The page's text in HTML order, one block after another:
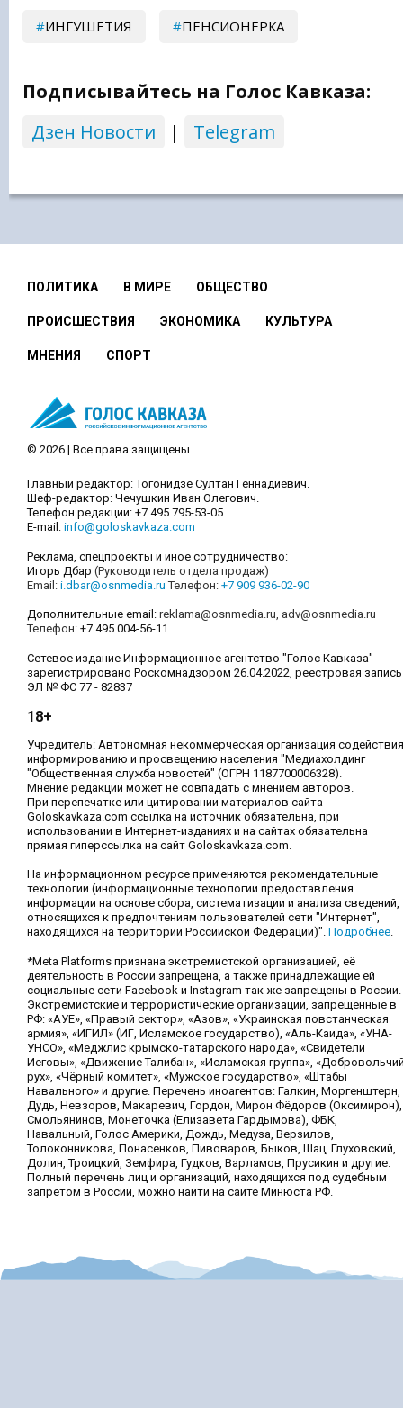
ИНГУШЕТИЯ ПЕНСИОНЕРКА
Подписывайтесь на Голос Кавказа:
Дзен Новости
| Telegram
ПОЛИТИКА В МИРЕ ОБЩЕСТВО
ПРОИСШЕСТВИЯ ЭКОНОМИКА КУЛЬТУРА
МНЕНИЯ СПОРТ
© 2026 | Все права защищены
Главный редактор: Тогонидзе Султан Геннадиевич.
Шеф-редактор: Чечушкин Иван Олегович.
Телефон редакции: +7 495 795-53-05
E-mail: info@goloskavkaza.com
Реклама, спецпроекты и иное сотрудничество:
Игорь Дбар (Руководитель отдела продаж)
Email: i.dbar@osnmedia.ru Телефон: +7 909 936-02-90
Дополнительные email: reklama@osnmedia.ru adv@osnmedia.ru
Телефон: +7 495 004-56-11
Сетевое издание Информационное агентство "Голос Кавказа"
зарегистрировано Роскомнадзором 26.04.2022, реестровая запись
ЭЛ № ФС 77 - 82837
18+
Учредитель: Автономная некоммерческая организация содействия
информированию и просвещению населения "Медиахолдинг
"Общественная служба новостей" (ОГРН 1187700006328).
Мнение редакции может не совпадать с мнением авторов.
При перепечатке или цитировании материалов сайта
Goloskavkaza.com ссылка на источник обязательна, при
использовании в Интернет-изданиях и на сайтах обязательна
прямая гиперссылка на сайт Goloskavkaza.com.
На информационном ресурсе применяются рекомендательные
технологии (информационные технологии предоставления
информации на основе сбора, систематизации и анализа сведений,
относящихся к предпочтениям пользователей сети "Интернет",
находящихся на территории Российской Федерации)". Подробнее
*Meta Platforms признана экстремистской организацией, её
деятельность в России запрещена, а также принадлежащие ей
социальные сети Facebook и Instagram так же запрещены в России.
Экстремистские и террористические организации, запрещенные в
РФ: «АУЕ», «Правый сектор», «Азов», «Украинская повстанческая
армия», «ИГИЛ» (ИГ, Исламское государство), «Аль-Каида», «УНА-
УНСО», «Меджлис крымско-татарского народа», «Свидетели
Иеговы», «Движение Талибан», «Исламская группа»,
рух», «Чёрный комитет», «Мужское государство», «Штабы
Навального» и другие. Перечень иноагентов: Галкин, Моргенштерн,
Дудь, Невзоров, Макаревич, Гордон, Мирон Фёдоров (Оксимирон),
Смольянинов, Монеточка (Елизавета Гардымова), ФБК,
Навальный, Голос Америки, Дождь, Медуза, Верзилов,
Толоконникова, Понасенков, Пивоваров, Быков, Шац, Глуховский,
Долин, Троицкий, Земфира, Гудков, Варламов, Прусикин и другие.
Полный перечень лиц и организаций, находящихся под судебным
запретом в России, можно найти на сайте Минюста РФ.